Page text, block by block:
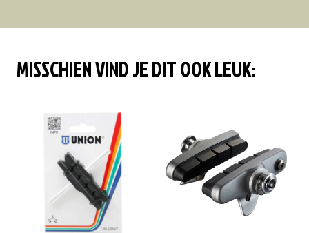
MISSCHIEN VIND JE DIT OOK LEUK: